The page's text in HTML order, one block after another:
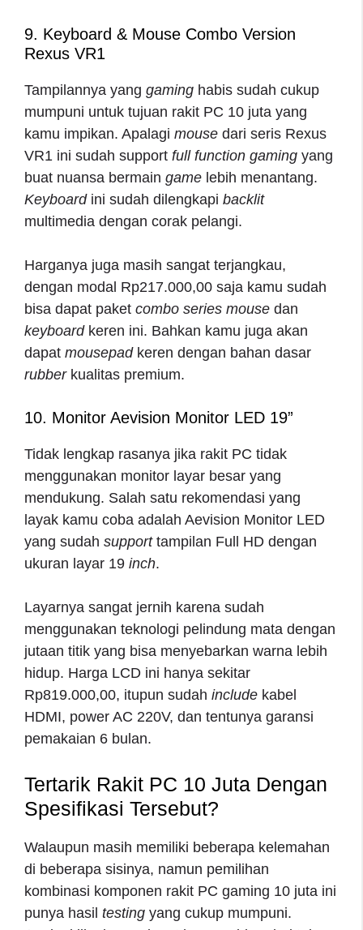
9. Keyboard & Mouse Combo Version
Rexus VR1
Tampilannya yang gaming habis sudah cukup
mumpuni untuk tujuan rakit PC 10 juta yang
kamu impikan. Apalagi mouse dari seris Rexus
VR1 ini sudah support full function gaming yang
buat nuansa bermain game lebih menantang.
Keyboard ini sudah dilengkapi backlit
multimedia dengan corak pelangi.
Harganya juga masih sangat terjangkau,
dengan modal Rp217.000,00 saja kamu sudah
bisa dapat paket combo series mouse dan
keyboard keren ini. Bahkan kamu juga akan
dapat mousepadkeren dengan bahan dasar
rubberkualitas premium.
10. Monitor Aevision Monitor LED 19”
Tidak lengkap rasanya jika rakit PC tidak
menggunakan monitor layar besar yang
mendukung. Salah satu rekomendasi yang
layak kamu coba adalah Aevision Monitor LED
yang sudah supporttampilan Full HD dengan
ukuran layar 19 inch.
Layarnya sangat jernih karena sudah
menggunakan teknologi pelindung mata dengan
jutaan titik yang bisa menyebarkan warna lebih
hidup. Harga LCD ini hanya sekitar
Rp819.000,00, itupun sudah include kabel
HDMI, power AC 220V, dan tentunya garansi
pemakaian 6 bulan.
Tertarik Rakit PC 10 Juta Dengan
Spesifikasi Tersebut?
Walaupun masih memiliki beberapa kelemahan
di beberapa sisinya, namun pemilihan
kombinasi komponen rakit PC gaming 10 juta ini
punya hasil testing yang cukup mumpuni.